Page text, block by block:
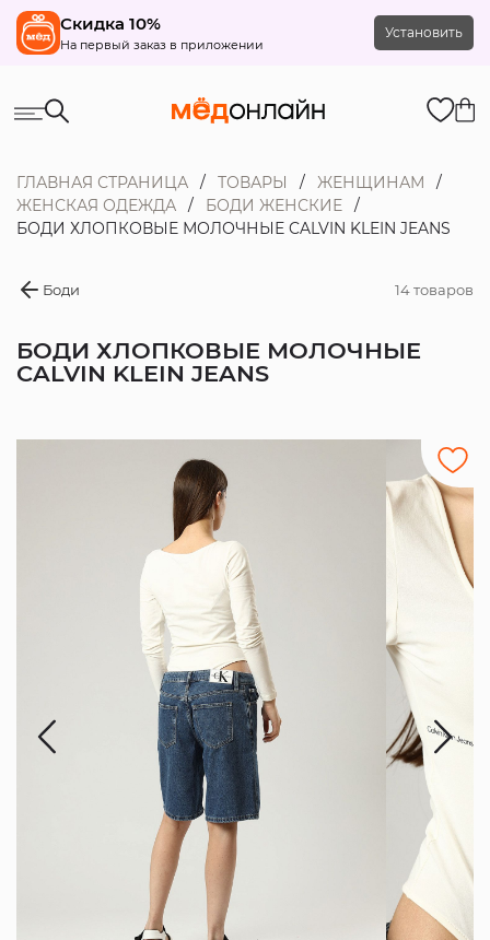
Скидка 10%
На первый заказ в приложении
Установить
ГЛАВНАЯ СТРАНИЦА ТОВАРЫ
ЖЕНЩИНАМ
ЖЕНСКАЯ ОДЕЖДА
БОДИ ЖЕНСКИЕ
БОДИ ХЛОПКОВЫЕ МОЛОЧНЫЕ CALVIN KLEIN JEANS
Боди 14 товаров
БОДИ ХЛОПКОВЫЕ МОЛОЧНЫЕ
CALVIN KLEIN JEANS